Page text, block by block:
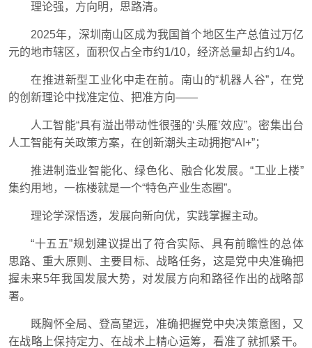
理论强，方向明，思路清。
2025年，深圳南山区成为我国首个地区生产总值过万亿
元的地市辖区，面积仅占全市约1/10，经济总量却占约1/4。
在推进新型工业化中走在前。南山的“机器人谷”，在党
的创新理论中找准定位、把准方向——
人工智能“具有溢出带动性很强的‘头雁’效应”。密集出台
人工智能有关政策方案，在创新潮头主动拥抱“AI+”；
推进制造业智能化、绿色化、融合化发展。“工业上楼”
集约用地，一栋楼就是一个“特色产业生态圈”。
理论学深悟透，发展向新向优，实践掌握主动。
“十五五”规划建议提出了符合实际、具有前瞻性的总体
思路、重大原则、主要目标、战略任务，这是党中央准确把
握未来5年我国发展大势，对发展方向和路径作出的战略部
署。
既胸怀全局、登高望远，准确把握党中央决策意图，又
在战略上保持定力、在战术上精心运筹，看准了就抓紧干。